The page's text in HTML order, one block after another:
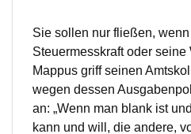
Sie sollen nur fließen,
Steuermesskraft oder seine
Mappus griff seinen
wegen dessen
an: „Wenn man blank ist
kann und will, die andere,